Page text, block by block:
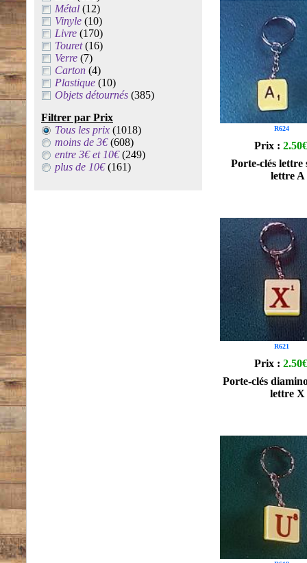
Métal (12)
Vinyle (10)
Livre (170)
Touret(16)
Verre (7)
Carton (4)
Plastique (10)
Objets détournés (385)
Filtrer par Prix
Tous les prix (1018)
moins de 3€(608)
entre 3€ et 10€(249)
plus de 10€(161)
R624
Prix : 2.50€
Porte-clés lettre
lettre A
R621
Prix : 2.50€
Porte-clés
lettre X